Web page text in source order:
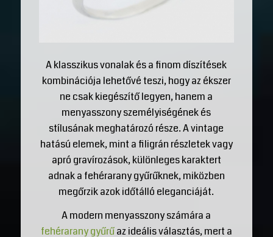
A klasszikus vonalak és a finom díszítések
kombinációja lehetővé teszi, hogy az ékszer
ne csak kiegészítő legyen, hanem a
menyasszony személyiségének és
stílusának meghatározó része. A vintage
hatású elemek, mint a filigrán részletek vagy
apró gravírozások, különleges karaktert
adnak a fehérarany gyűrűknek, miközben
megőrzik azok időtálló eleganciáját.
A modern menyasszony számára a
fehérarany gyűrűaz ideális választás, mert a